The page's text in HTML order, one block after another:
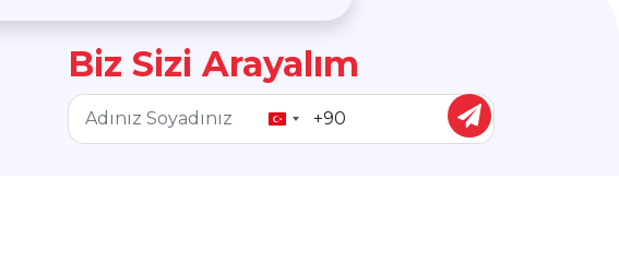
Biz Sizi Arayalım
Turkey
+90